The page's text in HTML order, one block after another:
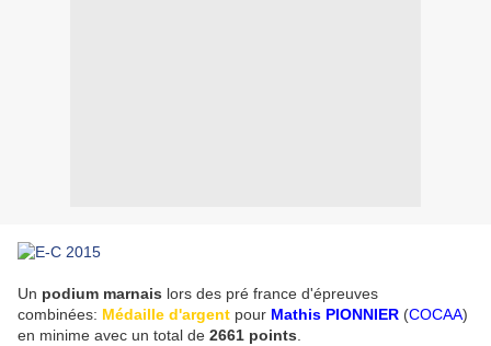
Un podium marnais lors des pré france d'épreuves
combinées: Médaille d'argent pour Mathis PIONNIER (COCAA)
en minime avec un total de 2661 points